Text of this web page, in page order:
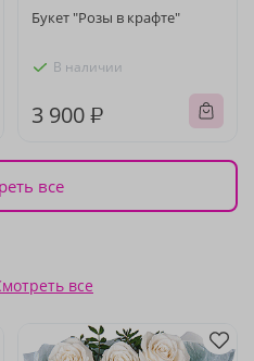
Букет "Розы в крафте"
В наличии
3 900 ₽
все
все